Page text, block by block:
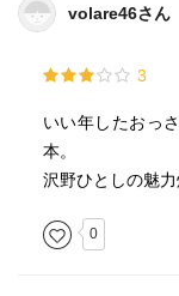
volare46さん
3
いい年したおっ
本。
沢野ひとしの魅力
0